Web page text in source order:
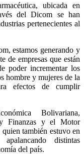
ubicada en
del Dicom se han
pertenecientes al
estamos generando y
de empresas que están
poder incrementar los
hombre y mujeres de la
efectos de cumplir
Bolivariana,
Finanzas y el Motor
también estuvo en
distintas
del país.